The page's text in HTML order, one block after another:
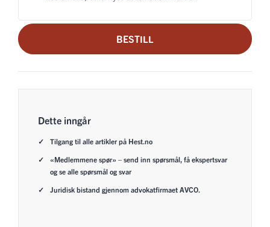
BESTILL
Dette inngår
Tilgang til alle artikler på Hest.no
«Medlemmene spør» – send inn spørsmål, få ekspertsvar
og se alle spørsmål og svar
Juridisk bistand gjennom advokatfirmaet AVCO.